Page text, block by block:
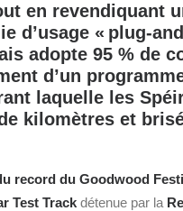
en revendiquant
«
adopte 95 % de
d’un
laquelle les
kilomètres et
record du Goodwood
Test Track détenue par la